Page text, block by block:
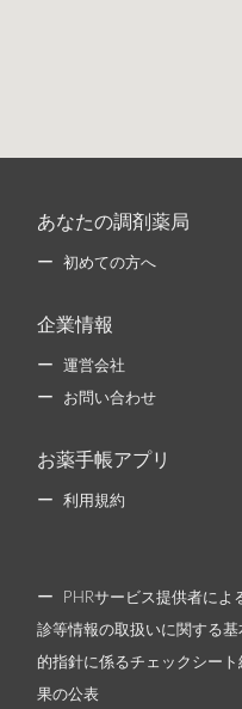
あなたの調剤薬局
初めての方へ
企業情報
運営会社
お問い合わせ
お薬手帳アプリ
利用規約
PHRサービス提供者によ
診等情報の取扱いに関する基
的指針に係るチェックシート
果の公表